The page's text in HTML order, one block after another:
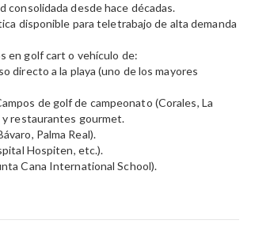
consolidada desde hace décadas.
disponible para teletrabajo de alta demanda
en golf cart o vehículo de:
directo a la playa (uno de los mayores
de golf de campeonato (Corales, La
y restaurantes gourmet.
Palma Real).
Hospiten, etc.).
Cana International School).